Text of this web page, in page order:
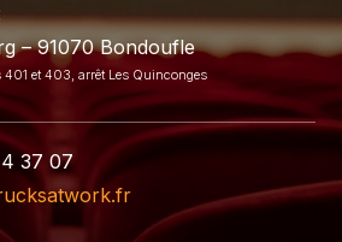
– 91070 Bondoufle
401 et 403, arrêt Les Quinconges
37 07